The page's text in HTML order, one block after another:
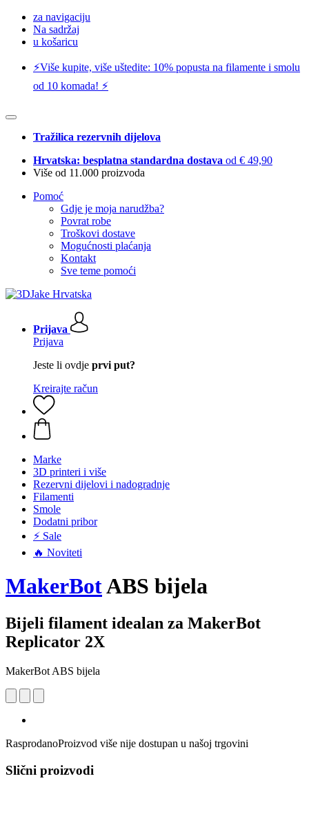
za navigaciju
Na sadržaj
u košaricu
⚡️Više kupite, više uštedite: 10% popusta na filamente i smolu
od 10 komada! ⚡️
Tražilica rezervnih dijelova
Hrvatska: besplatna standardna dostava od € 49,90
Više od 11.000 proizvoda
Pomoć
Gdje je moja narudžba?
Povrat robe
Troškovi dostave
Mogućnosti plaćanja
Kontakt
Sve teme pomoći
Prijava
Prijava
Jeste li ovdje prvi put?
Kreirajte račun
Marke
3D printeri i više
Rezervni dijelovi i nadogradnje
Filamenti
Smole
Dodatni pribor
⚡ Sale
🔥 Noviteti
MakerBotABS bijela
Bijeli filament idealan za MakerBot
Replicator 2X
MakerBot ABS bijela
RasprodanoProizvod više nije dostupan u našoj trgovini
Slični proizvodi